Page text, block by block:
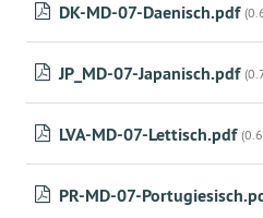
DK-MD-07-Daenisch.pdf
JP_MD-07-Japanisch.pdf
LVA-MD-07-Lettisch.pdf
PR-MD-07-